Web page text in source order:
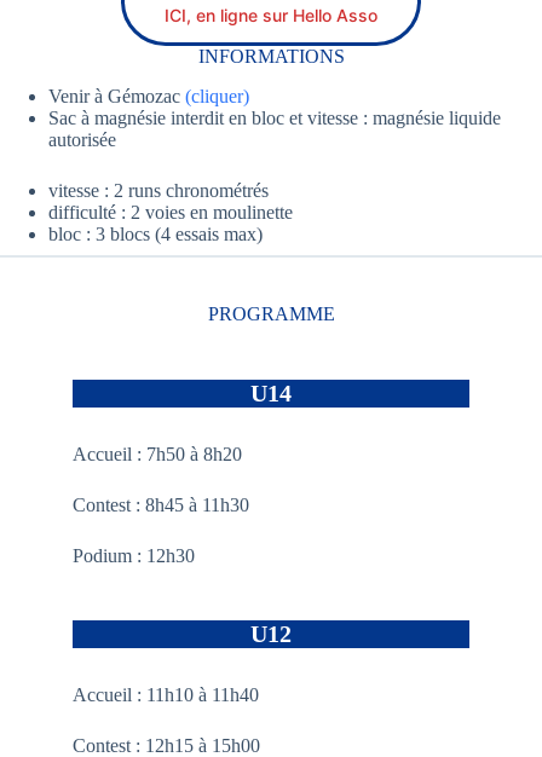
ICI, en ligne sur Hello Asso
INFORMATIONS
Venir à Gémozac (cliquer)
Sac à magnésie interdit en bloc et vitesse : magnésie liquide
autorisée
vitesse : 2 runs chronométrés
difficulté : 2 voies en moulinette
bloc : 3 blocs (4 essais max)
PROGRAMME
U14
Accueil : 7h50 à 8h20
Contest : 8h45 à 11h30
Podium : 12h30
U12
Accueil : 11h10 à 11h40
Contest : 12h15 à 15h00